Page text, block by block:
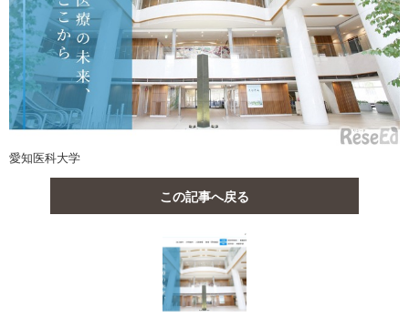
愛知医科大学
この記事へ戻る